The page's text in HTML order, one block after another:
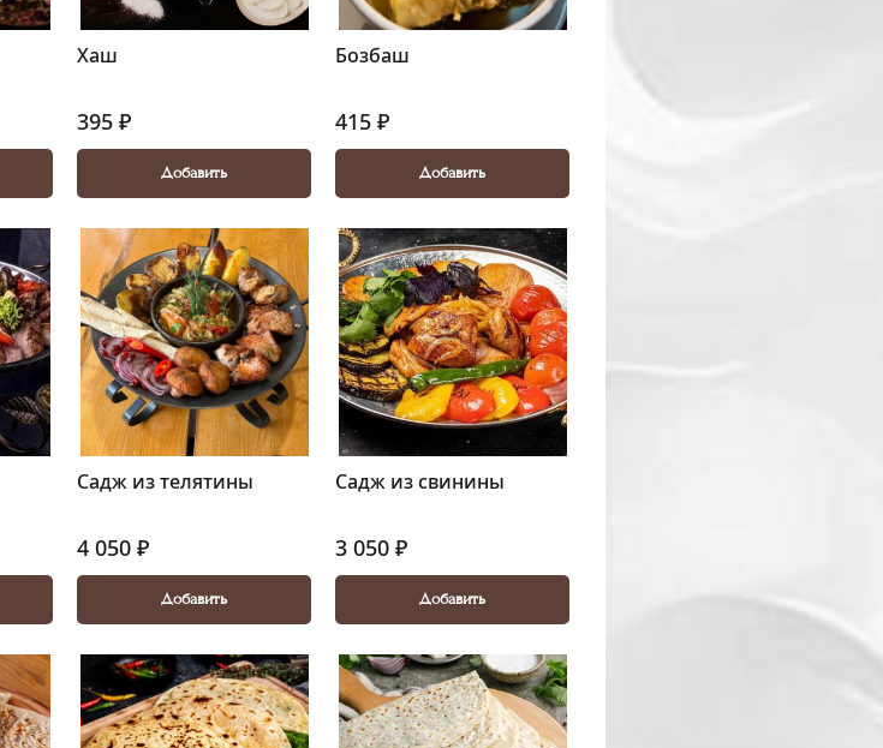
Хаш
395 ₽
Добавить
Бозбаш
415 ₽
Добавить
Садж из телятины
4 050 ₽
Добавить
Садж из свинины
3 050 ₽
Добавить